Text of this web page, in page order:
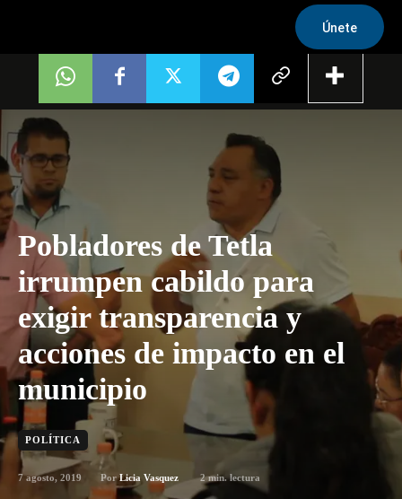
Únete
Pobladores de Tetla
irrumpen cabildo para
exigir transparencia y
acciones de impacto en el
municipio
POLÍTICA
7 agosto, 2019 Por Licia Vasquez 2min. lectura